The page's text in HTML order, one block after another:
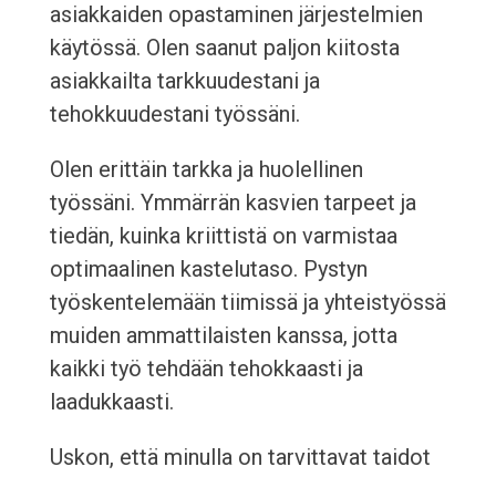
asiakkaiden opastaminen järjestelmien
käytössä. Olen saanut paljon kiitosta
asiakkailta tarkkuudestani ja
tehokkuudestani työssäni.
Olen erittäin tarkka ja huolellinen
työssäni. Ymmärrän kasvien tarpeet ja
tiedän, kuinka kriittistä on varmistaa
optimaalinen kastelutaso. Pystyn
työskentelemään tiimissä ja yhteistyössä
muiden ammattilaisten kanssa, jotta
kaikki työ tehdään tehokkaasti ja
laadukkaasti.
Uskon, että minulla on tarvittavat taidot